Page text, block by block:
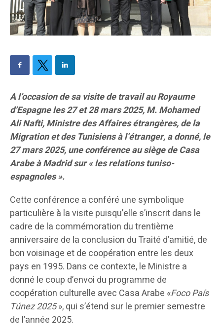
A l’occasion de sa visite de travail au Royaume
d’Espagne les 27 et 28 mars 2025, M. Mohamed
Ali Nafti, Ministre des Affaires étrangères, de la
Migration et des Tunisiens à l’étranger, a donné, le
27 mars 2025, une conférence au siège de Casa
Arabe à Madrid sur « les relations tuniso-
espagnoles ».
Cette conférence a conféré une symbolique
particulière à la visite puisqu’elle s’inscrit dans le
cadre de la commémoration du trentième
anniversaire de la conclusion du Traité d’amitié, de
bon voisinage et de coopération entre les deux
pays en 1995. Dans ce contexte, le Ministre a
donné le coup d’envoi du programme de
coopération culturelle avec Casa Arabe «Foco País
Túnez 2025», qui s’étend sur le premier semestre
de l’année 2025.